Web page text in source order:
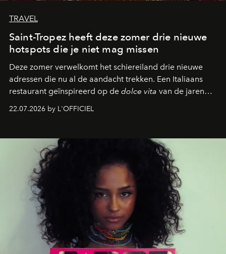
TRAVEL
Saint-Tropez heeft deze zomer drie nieuwe
hotspots die je niet mag missen
Deze zomer verwelkomt het schiereiland drie nieuwe
adressen die nu al de aandacht trekken. Een Italiaans
restaurant geïnspireerd op de dolce vita van de jaren
zestig, een Japanse hotspot die na zonsondergang
verandert in een bruisende ontmoetingsplek en de
neerstrijkt in Saint-Tropez. Dit zijn de nieuwe adressen
die deze zomer de toon zetten, van lange lunches tot
zwoele nachten.
22.07.2026 by L'OFFICIEL